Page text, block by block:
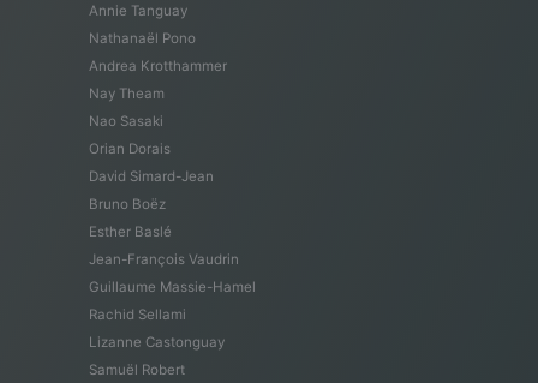
Annie Tanguay
Nathanaël Pono
Andrea Krotthammer
Nay Theam
Nao Sasaki
Orian Dorais
David Simard-Jean
Bruno Boëz
Esther Baslé
Jean-François Vaudrin
Guillaume Massie-Hamel
Rachid Sellami
Lizanne Castonguay
Samuël Robert